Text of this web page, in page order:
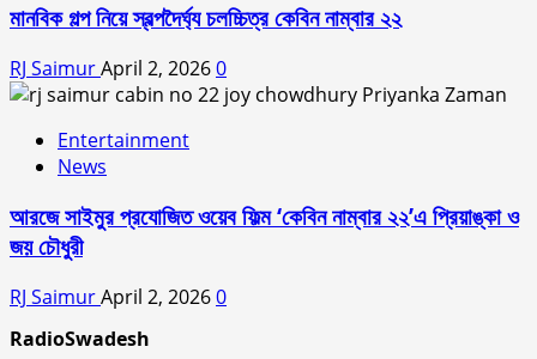
মানবিক গল্প নিয়ে স্বল্পদৈর্ঘ‍্য চলচ্চিত্র কেবিন নাম্বার ২২
RJ SaimurApril 2, 20260
Entertainment
News
আরজে সাইমুর প্রযোজিত ওয়েব ফিল্ম ‘কেবিন নাম্বার ২২’এ প্রিয়াঙ্কা ও
জয় চৌধুরী
RJ SaimurApril 2, 20260
RadioSwadesh